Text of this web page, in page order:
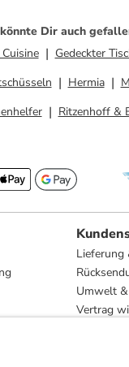
Dir auch
Gedeckter
Hermia
Ritzenhoff &
Lieferung
Umwelt
Vertrag